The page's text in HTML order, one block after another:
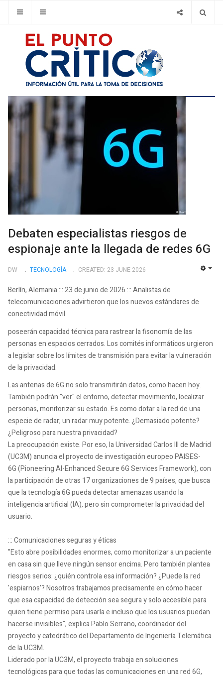
Debaten especialistas riesgos de
espionaje ante la llegada de redes 6G
DW TECNOLOGÍ­A CREATED: 23 JUNE 2026
Berlín, Alemania ::: 23 de junio de 2026 ::: Analistas de
telecomunicaciones advirtieron que los nuevos estándares de
conectividad móvil
poseerán capacidad técnica para rastrear la fisonomía de las
personas en espacios cerrados. Los comités informáticos urgieron
a legislar sobre los límites de transmisión para evitar la vulneración
de la privacidad.
Las antenas de 6G no solo transmitirán datos, como hacen hoy.
También podrán "ver" el entorno, detectar movimiento, localizar
personas, monitorizar su estado. Es como dotar a la red de una
especie de radar; un radar muy potente. ¿Demasiado potente?
¿Peligroso para nuestra privacidad?
La preocupación existe. Por eso, la Universidad Carlos III de Madrid
(UC3M) anuncia el proyecto de investigación europeo PAISES-
6G (Pioneering AI-Enhanced Secure 6G Services Framework), con
la participación de otras 17 organizaciones de 9 países, que busca
que la tecnología 6G pueda detectar amenazas usando la
inteligencia artificial (IA), pero sin comprometer la privacidad del
usuario.
::: Comunicaciones seguras y éticas
"Esto abre posibilidades enormes, como monitorizar a un paciente
en casa sin que lleve ningún sensor encima. Pero también plantea
riesgos serios: ¿quién controla esa información? ¿Puede la red
'espiarnos'? Nosotros trabajamos precisamente en cómo hacer
que esa capacidad de detección sea segura y solo accesible para
quien tiene permiso para usarla e incluso que los usuarios puedan
hacerse invisibles", explica Pablo Serrano, coordinador del
proyecto y catedrático del Departamento de Ingeniería Telemática
de la UC3M.
Liderado por la UC3M, el proyecto trabaja en soluciones
tecnológicas para que todas las comunicaciones en una red 6G,